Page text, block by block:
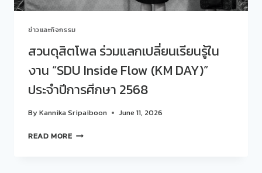
ศึกษา
2568
ระดับ
หน่วย
งาน
อิสระ
ข่าวและกิจกรรม
สวนดุสิตโพล ร่วมแลกเปลี่ยนเรียนรู้ใน
งาน “SDU Inside Flow (KM DAY)”
ประจำปีการศึกษา 2568
ByKannika Sripaiboon June 11, 2026
READ MOREสวน